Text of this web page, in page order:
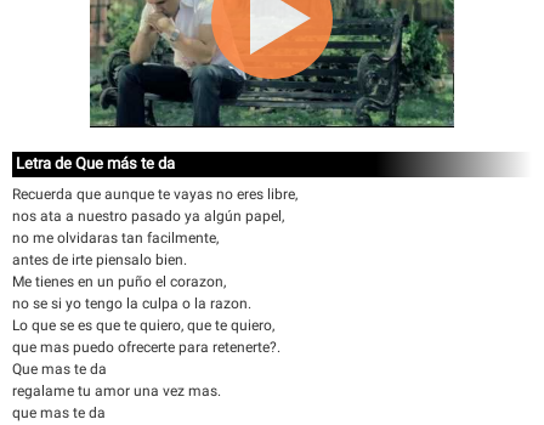
Letra de Que más te da
Recuerda que aunque te vayas no eres libre,
nos ata a nuestro pasado ya algún papel,
no me olvidaras tan facilmente,
antes de irte piensalo bien.
Me tienes en un puño el corazon,
no se si yo tengo la culpa o la razon.
Lo que se es que te quiero, que te quiero,
que mas puedo ofrecerte para retenerte?.
Que mas te da
regalame tu amor una vez mas.
que mas te da